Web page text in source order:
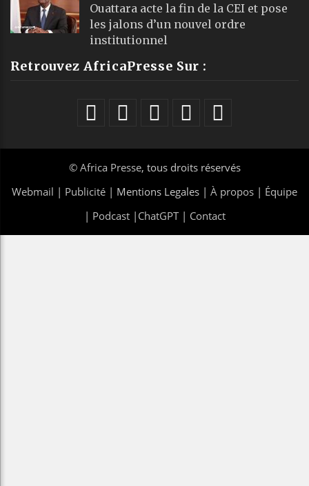
Ouattara acte la fin de la CEI et pose
les jalons d’un nouvel ordre
institutionnel
Retrouvez AfricaPresse Sur :
© Africa Presse, tous droits réservés
Webmail | Publicité | Mentions Legales | À propos | Équipe
| Podcast| ChatGPT| Contact